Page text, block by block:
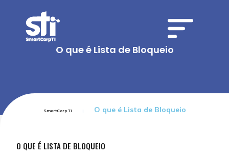
O que é Lista de Bloqueio
SmartCorp TI O que é Lista de Bloqueio
O QUE É LISTA DE BLOQUEIO